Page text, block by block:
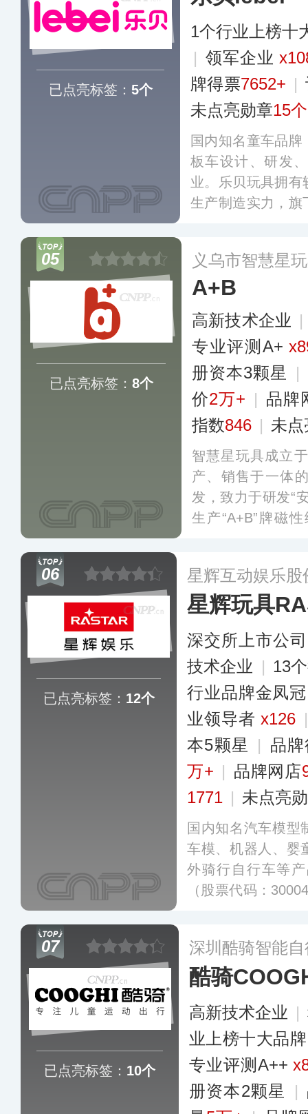
已点亮标签： 5个
1个行业上榜十
| 领军企业
牌得票7652+ |
未点亮勋章15个
国内知名童车品
板车设计、研发
业。乐贝玩具拥
生产制造实力，旗
05
已点亮标签： 8个
义乌市智慧星
A+B
高新技术企业 |
专业评测A+
册资本3颗星
|
价2万+ | 品牌
指数846 | 未
智慧星玩具成立
产、销售于一体
发，致力于研发“
生产“A+B”牌磁
06
已点亮标签： 12个
星辉互动娱乐股
星辉玩具
深交所上市公司
技术企业 | 13
行业品牌金凤冠
业领导者x126
本5颗星
| 品
万+ | 品牌网店
1771 | 未点亮
国内知名汽车模型
车模、机器人、婴
外骑行自行车等
（股票代码：
在100多个国家和
07
已点亮标签： 10个
深圳酷骑智能
酷骑
高新技术企业 |
业上榜十大品牌
专业​评测A++
册资本2颗星
|